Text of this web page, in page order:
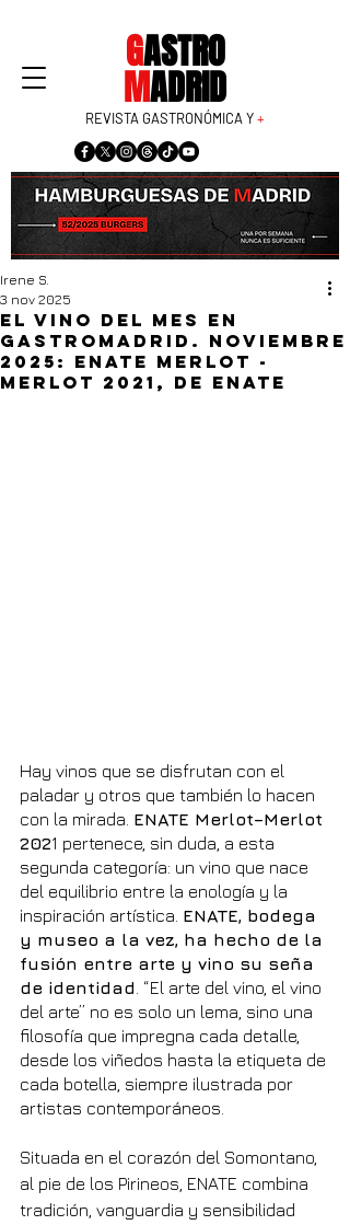
GASTRO
MADRID
REVISTA GASTRONÓMICA Y+
El vino del mes en
GastroMadrid. Noviembre
2025: ENATE Merlot -
Merlot 2021, de ENATE
Irene S.
3 nov 2025
Hay vinos que se disfrutan con el
paladar y otros que también lo hacen
con la mirada. ENATE Merlot–Merlot
2021 pertenece, sin duda, a esta
segunda categoría: un vino que nace
del equilibrio entre la enología y la
inspiración artística. ENATE, bodega
y museo a la vez, ha hecho de la
fusión entre arte y vino su seña
de identidad . “El arte del vino, el vino
del arte” no es solo un lema, sino una
filosofía que impregna cada detalle,
desde los viñedos hasta la etiqueta de
cada botella, siempre ilustrada por
artistas contemporáneos.
Situada en el corazón del Somontano,
al pie de los Pirineos, ENATE combina
tradición, vanguardia y sensibilidad